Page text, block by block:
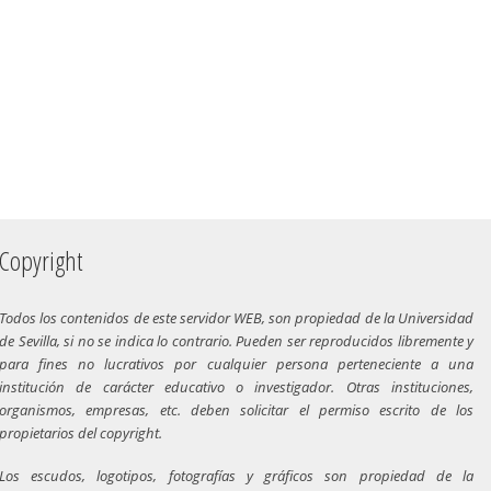
Copyright
Todos los contenidos de este servidor WEB, son propiedad de la Universidad
de Sevilla, si no se indica lo contrario. Pueden ser reproducidos libremente y
para fines no lucrativos por cualquier persona perteneciente a una
institución de carácter educativo o investigador. Otras instituciones,
organismos, empresas, etc. deben solicitar el permiso escrito de los
propietarios del copyright.
Los escudos, logotipos, fotografías y gráficos son propiedad de la